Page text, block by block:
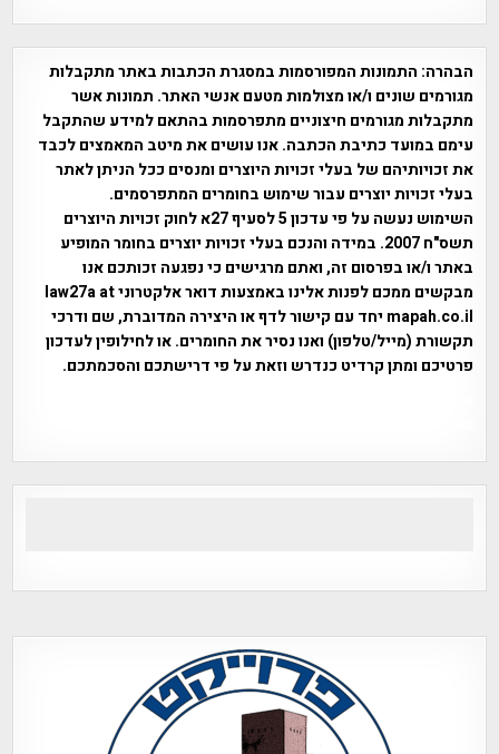
הבהרה: התמונות המפורסמות במסגרת הכתבות באתר מתקבלות
מגורמים שונים ו/או מצולמות מטעם אנשי האתר. תמונות אשר
מתקבלות מגורמים חיצוניים מתפרסמות בהתאם למידע שהתקבל
עימם במועד כתיבת הכתבה. אנו עושים את מיטב המאמצים לכבד
את זכויותיהם של בעלי זכויות היוצרים ומנסים ככל הניתן לאתר
בעלי זכויות יוצרים עבור שימוש בחומרים המתפרסמים.
השימוש נעשה על פי עדכון 5 לסעיף 27א לחוק זכויות היוצרים
תשס"ח 2007. במידה והנכם בעלי זכויות יוצרים בחומר המופיע
באתר ו/או בפרסום זה, ואתם מרגישים כי נפגעה זכותכם אנו
מבקשים ממכם לפנות אלינו באמצעות דואר אלקטרוני law27a at
mapah.co.il יחד עם קישור לדף או היצירה המדוברת, שם ודרכי
תקשורת (מייל/טלפון) ואנו נסיר את החומרים. או לחילופין לעדכון
פרטיכם ומתן קרדיט כנדרש וזאת על פי דרישתכם והסכמתכם.